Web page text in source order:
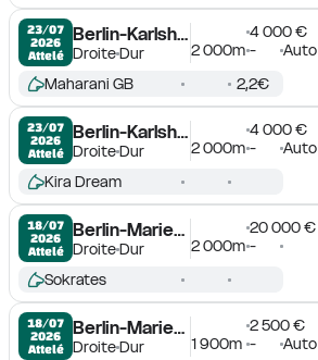
23/07
2026
Attelé
Berlin-Karlshorst
DroiteDur
4 000 €
2 000m - Auto
Maharani GB 2,2€
23/07
2026
Attelé
Berlin-Karlshorst
DroiteDur
4 000 €
2 000m - Auto
Kira Dream
18/07
2026
Attelé
Berlin-Mariendorf
DroiteDur
20 000 €
2 000m -
Sokrates
18/07
2026
Attelé
Berlin-Mariendorf
DroiteDur
2 500 €
1 900m - Auto